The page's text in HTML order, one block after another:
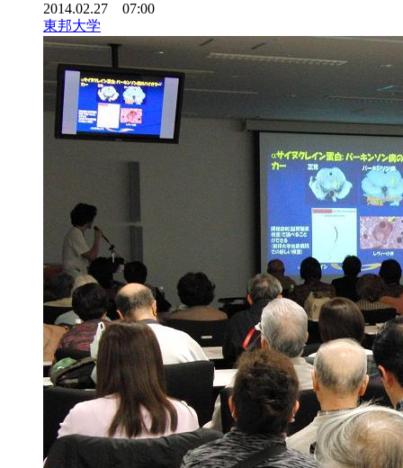
2014.02.27 07:00
東邦大学